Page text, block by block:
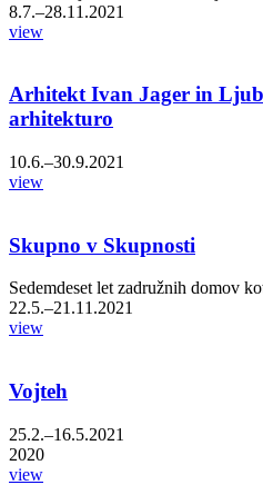
8.7.–28.11.2021
view
Arhitekt Ivan Jager in
arhitekturo
10.6.–30.9.2021
view
Skupno v Skupnosti
Sedemdeset let zadružnih domov
22.5.–21.11.2021
view
Vojteh
25.2.–16.5.2021
2020
view